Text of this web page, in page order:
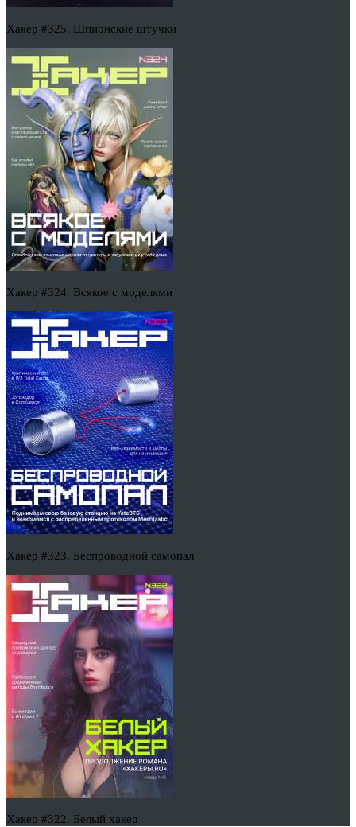
Хакер #325. Шпионские штучки
Хакер #324. Всякое с моделями
Хакер #323. Беспроводной самопал
Хакер #322. Белый хакер